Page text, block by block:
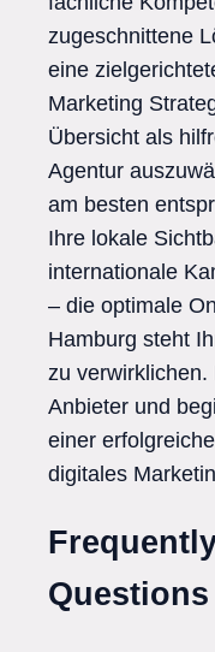
zugeschnittene
eine
Marketing
Übersicht als
Agentur
am besten
Ihre lokale
internationale
– die optimale
Hamburg steht
zu
Anbieter und
einer
digitales
Questions